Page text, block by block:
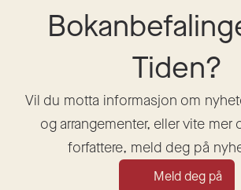
Tiden?
Vil du motta informasjon om
og arrangementer, eller vite mer
forfattere, meld deg på
Meld deg på